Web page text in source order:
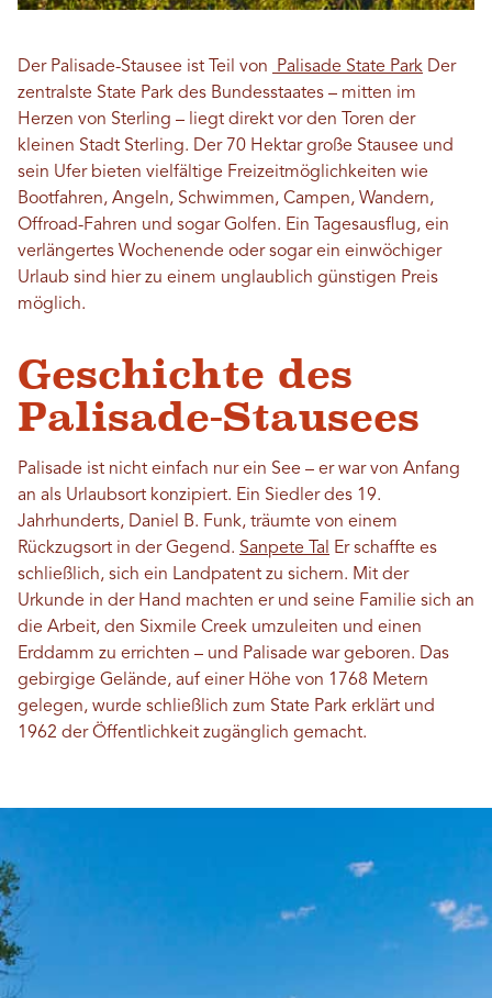
Der Palisade-Stausee ist Teil von Palisade State Park Der
zentralste State Park des Bundesstaates – mitten im
Herzen von Sterling – liegt direkt vor den Toren der
kleinen Stadt Sterling. Der 70 Hektar große Stausee und
sein Ufer bieten vielfältige Freizeitmöglichkeiten wie
Bootfahren, Angeln, Schwimmen, Campen, Wandern,
Offroad-Fahren und sogar Golfen. Ein Tagesausflug, ein
verlängertes Wochenende oder sogar ein einwöchiger
Urlaub sind hier zu einem unglaublich günstigen Preis
möglich.
Geschichte des
Palisade-Stausees
Palisade ist nicht einfach nur ein See – er war von Anfang
an als Urlaubsort konzipiert. Ein Siedler des 19.
Jahrhunderts, Daniel B. Funk, träumte von einem
Rückzugsort in der Gegend. Sanpete Tal
Er schaffte es
schließlich, sich ein Landpatent zu sichern. Mit der
Urkunde in der Hand machten er und seine Familie sich an
die Arbeit, den Sixmile Creek umzuleiten und einen
Erddamm zu errichten – und Palisade war geboren. Das
gebirgige Gelände, auf einer Höhe von 1768 Metern
gelegen, wurde schließlich zum State Park erklärt und
1962 der Öffentlichkeit zugänglich gemacht.